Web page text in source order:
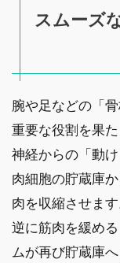
スムーズ
腕や足などの「
重要な役割を果た
神経からの「動
肉細胞の貯蔵庫
肉を収縮させま
逆に筋肉を緩め
ムが再び貯蔵庫